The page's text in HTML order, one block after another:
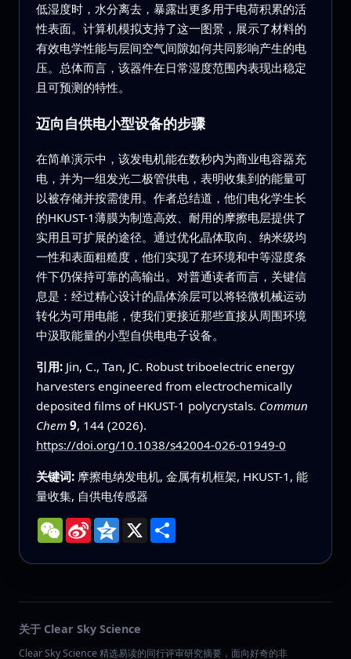
低湿度时，水分离去，暴露出更多用于电荷积累的活
性表面。计算机模拟支持了这一图景，展示了材料的
有效电学性能与层间空气间隙如何共同影响产生的电
压。总体而言，该器件在日常湿度范围内表现出稳定
且可预测的特性。
迈向自供电小型设备的步骤
在简单演示中，该发电机能在数秒内为商业电容器充
电，并为一组发光二极管供电，表明收集到的能量可
以被存储并按需使用。作者总结道，他们电化学生长
的HKUST-1薄膜为制造高效、耐用的摩擦电层提供了
实用且可扩展的途径。通过优化晶体取向、纳米级均
一性和表面粗糙度，他们实现了在环境和中等湿度条
件下仍保持可靠的高输出。对普通读者而言，关键信
息是：经过精心设计的晶体涂层可以将轻微机械运动
转化为可用电能，使我们更接近那些直接从周围环境
中汲取能量的小型自供电电子设备。
引用: Jin, C., Tan, JC. Robust triboelectric energy
harvesters engineered from electrochemically
deposited films of HKUST-1 polycrystals. Commun
Chem 9, 144 (2026).
https://doi.org/10.1038/s42004-026-01949-0
关键词: 摩擦电纳发电机, 金属有机框架, HKUST-1, 能
量收集, 自供电传感器
WeChat
Sina
Weibo
Qzone
X 分
享
关于 Clear Sky Science
Clear Sky Science 精选易读的同行评审研究摘要，面向好奇的非